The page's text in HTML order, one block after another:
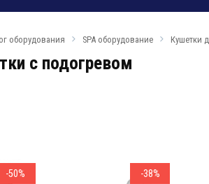
оборудования SPA оборудование Кушетки
с подогревом
-50%
-38%